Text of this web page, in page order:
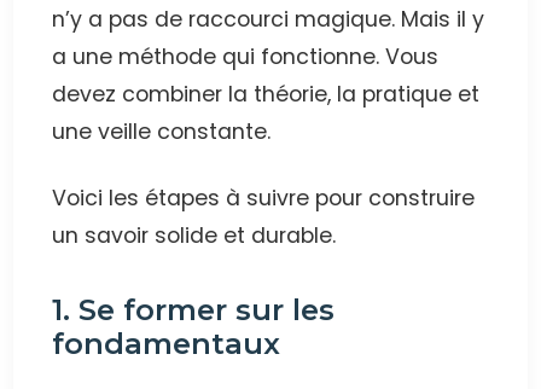
n’y a pas de raccourci magique. Mais il y
a une méthode qui fonctionne. Vous
devez combiner la théorie, la pratique et
une veille constante.
Voici les étapes à suivre pour construire
un savoir solide et durable.
1. Se former sur les
fondamentaux